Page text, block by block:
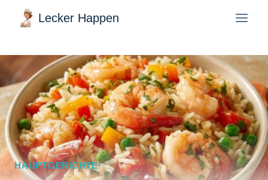
Zum
Inhalt
springen
Lecker Happen
HAUPTGERICHTE